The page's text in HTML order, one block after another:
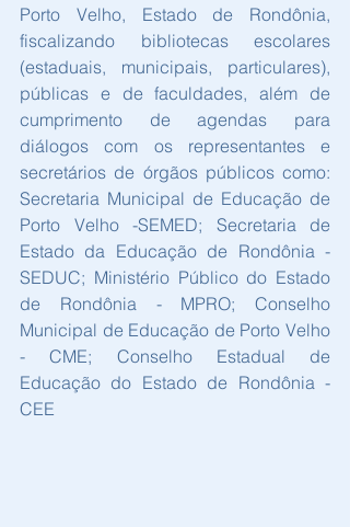
Porto Velho, Estado de Rondônia,
fiscalizando bibliotecas escolares
(estaduais, municipais, particulares),
públicas e de faculdades, além de
cumprimento de agendas para
diálogos com os representantes e
secretários de órgãos públicos como:
Secretaria Municipal de Educação de
Porto Velho -SEMED; Secretaria de
Estado da Educação de Rondônia -
SEDUC; Ministério Público do Estado
de Rondônia - MPRO; Conselho
Municipal de Educação de Porto Velho
- CME; Conselho Estadual de
Educação do Estado de Rondônia -
CEE